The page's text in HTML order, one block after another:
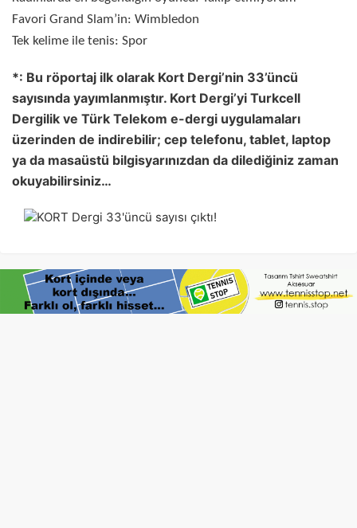
Favori Grand Slam’in: Wimbledon
Tek kelime ile tenis: Spor
*: Bu röportaj ilk olarak Kort Dergi’nin 33’üncü
sayısında yayımlanmıştır. Kort Dergi’yi Turkcell
Dergilik ve Türk Telekom e-dergi uygulamaları
üzerinden de indirebilir; cep telefonu, tablet, laptop
ya da masaüstü bilgisyarınızdan da dilediğiniz zaman
okuyabilirsiniz…